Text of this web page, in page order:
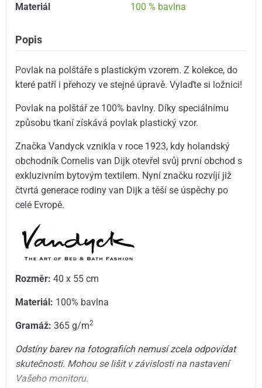
Materiál
100 % bavlna
Popis
Povlak na polštáře s plastickým vzorem. Z kolekce, do
které patří i přehozy ve stejné úpravě. Vylaďte si ložnici!
Povlak na polštář ze 100% bavlny. Díky speciálnímu
způsobu tkaní získává povlak plastický vzor.
Značka Vandyck vznikla v roce 1923, kdy holandský
obchodník Cornelis van Dijk otevřel svůj první obchod s
exkluzivním bytovým textilem. Nyní značku rozvíjí již
čtvrtá generace rodiny van Dijk a těší se úspěchy po
celé Evropě.
Rozměr: 40 x 55 cm
Materiál: 100% bavlna
Gramáž: 365 g/m2
Odstíny barev na fotografiích nemusí zcela odpovídat
skutečnosti. Mohou se lišit v závislosti na nastavení
Vašeho monitoru.